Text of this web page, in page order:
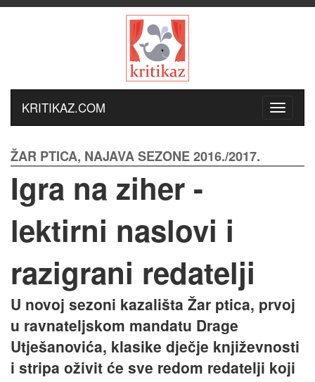
KRITIKAZ.COM
ŽAR PTICA, NAJAVA SEZONE 2016./2017.
Igra na ziher -
lektirni naslovi i
razigrani redatelji
U novoj sezoni kazališta Žar ptica, prvoj
u ravnateljskom mandatu Drage
Utješanovića, klasike dječje književnosti
i stripa oživit će sve redom redatelji koji